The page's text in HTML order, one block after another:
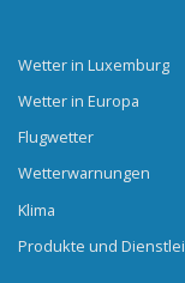
Wetter in Luxemburg
Wetter in Europa
Flugwetter
Wetterwarnungen
Klima
Produkte und